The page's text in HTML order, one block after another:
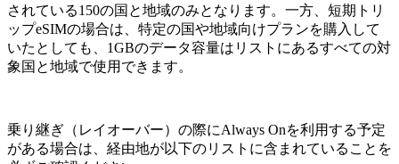
されている150の国と地域のみとなります。一方、短期トリ
ップeSIMの場合は、特定の国や地域向けプランを購入して
いたとしても、1GBのデータ容量はリストにあるすべての対
象国と地域で使用できます。
乗り継ぎ（レイオーバー）の際にAlways Onを利用する予定
がある場合は、経由地が以下のリストに含まれていることを